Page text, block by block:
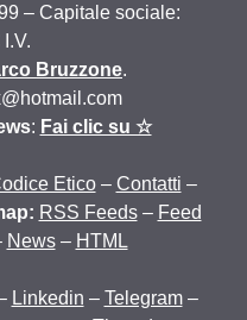
– Capitale sociale:
Bruzzone.
: Fai clic su ☆
Etico– Contatti –
RSS Feeds– Feed
News– HTML
Linkedin – Telegram–